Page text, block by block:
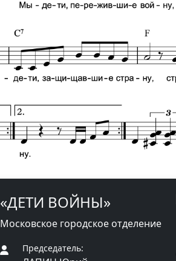
«ДЕТИ ВОЙНЫ»
Московское городское отделение
Председатель: